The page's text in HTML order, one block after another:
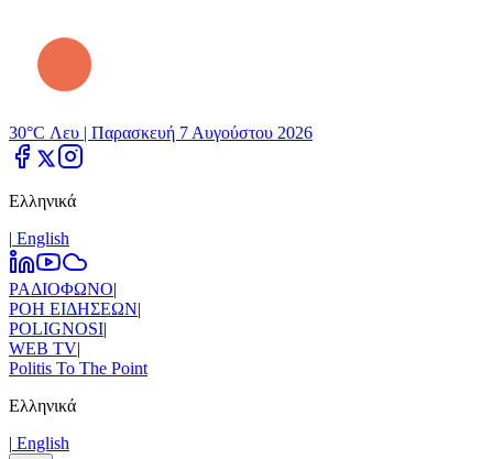
30°C Λευ | Παρασκευή 7 Αυγούστου 2026
Ελληνικά
| Εnglish
ΡΑΔΙΟΦΩΝΟ|
ΡΟΗ ΕΙΔΗΣΕΩΝ|
POLIGNOSI|
WEB TV|
Politis To The Point
Ελληνικά
| Εnglish